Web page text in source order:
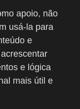
apoio, não
usá-la para
e
e lógica
mais útil e